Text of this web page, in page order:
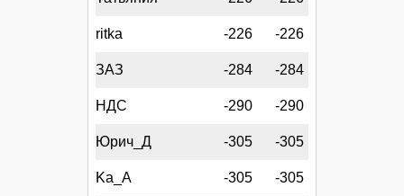
ritka -226 -226
ЗАЗ -284 -284
НДС -290 -290
Юрич_Д -305 -305
Ka_A -305 -305